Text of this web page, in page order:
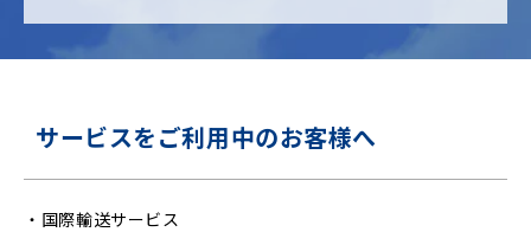
サービスをご利用中のお客様へ
・ 国際輸送サービス